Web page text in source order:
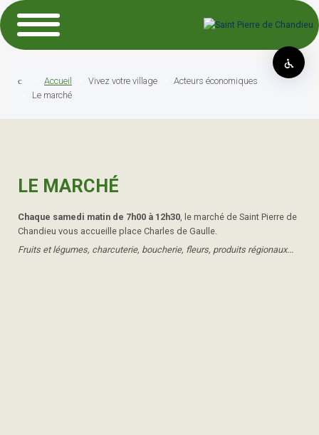
Accueil Vivez votre village
Acteurs économiques
Le marché
LE MARCHÉ
Chaque samedi matin de 7h00 à 12h30, le marché de Saint Pierre de
Chandieu vous accueille place Charles de Gaulle.
Fruits et légumes, charcuterie, boucherie, fleurs, produits régionaux...